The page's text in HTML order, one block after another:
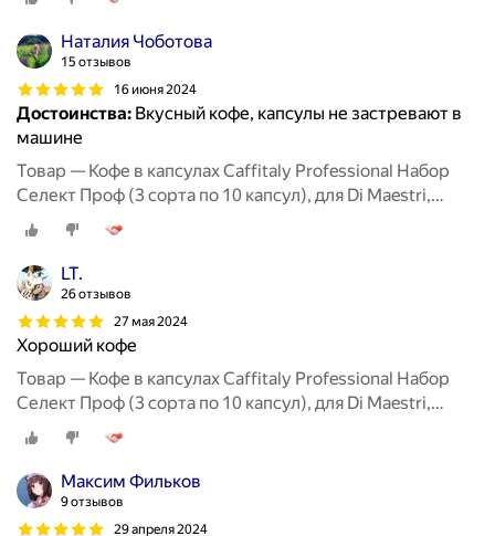
Наталия Чоботова
15 отзывов
16 июня 2024
Достоинства: Вкусный кофе, капсулы не застревают в
машине
Товар — Кофе в капсулах Caffitaly Professional Набор
Селект Проф (3 сорта по 10 капсул), для Di Maestri,
Caffitaly, Paulig, Tchibo Cafissimo
LT.
26 отзывов
27 мая 2024
Хороший кофе
Товар — Кофе в капсулах Caffitaly Professional Набор
Селект Проф (3 сорта по 10 капсул), для Di Maestri,
Caffitaly, Paulig, Tchibo Cafissimo
Максим Фильков
9 отзывов
29 апреля 2024